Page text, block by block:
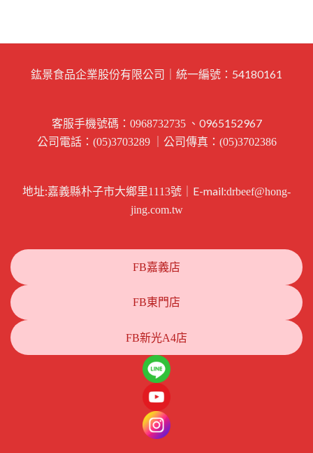
鈜景食品企業股份有限公司｜統一編號：54180161
客服手機號碼： 0968732735、0965152967
公司電話： (05)3703289｜公司傳真： (05)3702386
地址:嘉義縣朴子市大鄉里1113號 ｜E-mail:drbeef@hong-
jing.com.tw
FB嘉義店
FB東門店
FB新光A4店